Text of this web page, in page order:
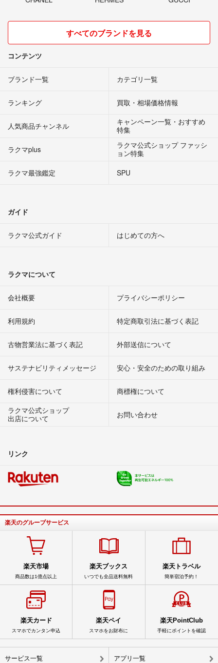
すべてのブランドを見る
コンテンツ
ブランド一覧 カテゴリ一覧
ランキング 買取・相場価格情報
人気商品チャンネル
キャンペーン一覧・おすすめ
特集
ラクマplus
ラクマ公式ショップ ファッシ
ョン特集
ラクマ最強鑑定
SPU
ガイド
ラクマ公式ガイド はじめての方へ
ラクマについて
会社概要 プライバシーポリシー
利用規約 特定商取引法に基づく表記
古物営業法に基づく表記 外部送信について
サステナビリティメッセージ 安心・安全のための取り組み
権利侵害について
商標権について
ラクマ公式ショップ
出店について
お問い合わせ
リンク
楽天のグループサービス
楽天市場
商品数は1億点以上
楽天ブックス
いつでも全品送料無料
楽天トラベル
簡単宿泊予約！
楽天カード
スマホでカンタン申込
楽天ペイ
スマホをお財布に
楽天PointClub
手軽にポイントを確認
サービス一覧 アプリ一覧